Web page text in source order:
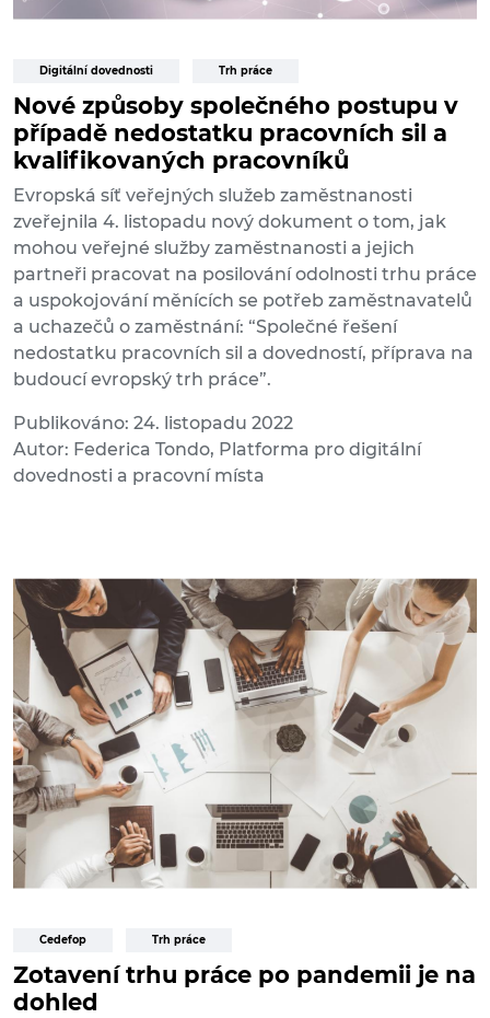
Digitální dovednosti Trh práce
Nové způsoby společného postupu v
případě nedostatku pracovních sil a
kvalifikovaných pracovníků
Evropská síť veřejných služeb zaměstnanosti
zveřejnila 4. listopadu nový dokument o tom, jak
mohou veřejné služby zaměstnanosti a jejich
partneři pracovat na posilování odolnosti trhu práce
a uspokojování měnících se potřeb zaměstnavatelů
a uchazečů o zaměstnání: “Společné řešení
nedostatku pracovních sil a dovedností, příprava na
budoucí evropský trh práce”.
Publikováno: 24. listopadu 2022
Autor: Federica Tondo, Platforma pro digitální
dovednosti a pracovní místa
Cedefop Trh práce
Zotavení trhu práce po pandemii je na
dohled